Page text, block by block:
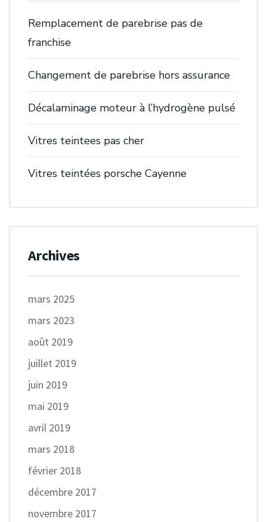
Remplacement de parebrise pas de
franchise
Changement de parebrise hors assurance
Décalaminage moteur à l’hydrogène pulsé
Vitres teintees pas cher
Vitres teintées porsche Cayenne
Archives
mars 2025
mars 2023
août 2019
juillet 2019
juin 2019
mai 2019
avril 2019
mars 2018
février 2018
décembre 2017
novembre 2017